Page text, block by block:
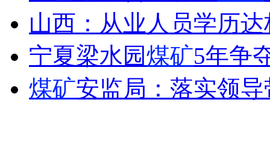
外交部：有关国家言论片面不公正
安徽一实载49人客车翻车
山西：从业人员学历
宁夏梁水园煤矿5年争
煤矿安监局：落实领